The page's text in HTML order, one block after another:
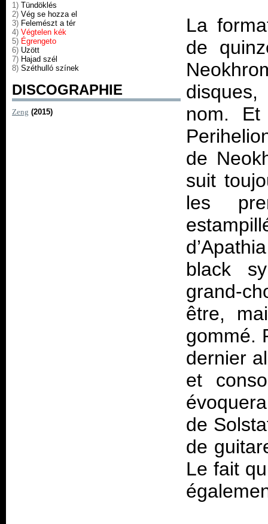
1) Tündöklés
2) Vég se hozza el
3) Felemészt a tér
4) Végtelen kék
5) Égrengeto
6) Uzött
7) Hajad szél
8) Széthulló színek
DISCOGRAPHIE
Zeng (2015)
La
de
nom.
de
suit
les
black
grand-
être,
gommé.
dernier
et
de
de
Le fait